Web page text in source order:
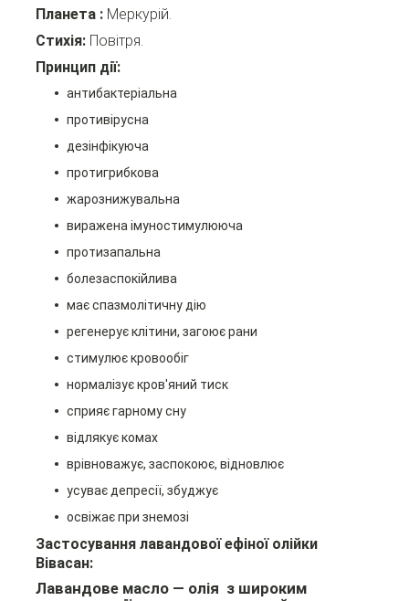
Планета :Меркурій.
Стихія:Повітря.
Принцип дії:
антибактеріальна
противірусна
дезінфікуюча
протигрибкова
жарознижувальна
виражена імуностимулююча
протизапальна
болезаспокійлива
має спазмолітичну дію
регенерує клітини, загоює рани
стимулює кровообіг
нормалізує кров'яний тиск
сприяє гарному сну
відлякує комах
врівноважує, заспокоює, відновлює
усуває депресії, збуджує
освіжає при знемозі
Застосування лавандової ефіної олійки
Вівасан:
Лавандове масло ― олія з широким